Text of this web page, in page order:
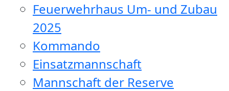
Feuerwehrhaus Um- und Zubau
2025
Kommando
Einsatzmannschaft
Mannschaft der Reserve